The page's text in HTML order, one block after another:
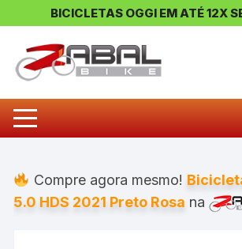
BICICLETAS OGGI EM ATÉ 12X
Compre agora mesmo!
5.0 HDS 2021 Preto Rosa na